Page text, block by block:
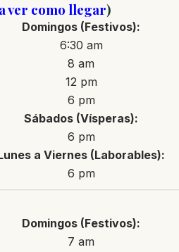
ver como llegar)
Domingos (Festivos):
6:30 am
8 am
12 pm
6 pm
Sábados (Vísperas):
6 pm
a Viernes (Laborables):
6 pm
Domingos (Festivos):
7 am